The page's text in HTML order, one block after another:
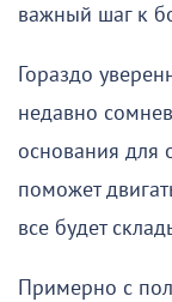
важный шаг к
Гораздо
недавно
основания для
поможет
все будет
Примерно с